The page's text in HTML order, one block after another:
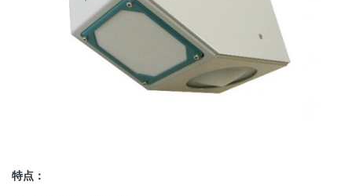
特点：